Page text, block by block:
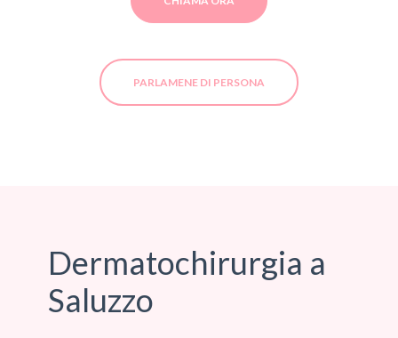
PARLAMENE DI PERSONA
Dermatochirurgia a
Saluzzo